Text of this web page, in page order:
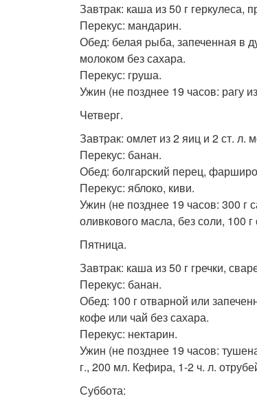
Завтрак: каша из 50 г геркулеса,
Перекус: мандарин.
Обед: белая рыба, запеченная в
молоком без сахара.
Перекус: груша.
Ужин (не позднее 19 часов: рагу
Четверг.
Завтрак: омлет из 2 яиц и 2 ст.
Перекус: банан.
Обед: болгарский перец,
Перекус: яблоко, киви.
Ужин (не позднее 19 часов: 300 г
оливкового масла, без соли, 100
Пятница.
Завтрак: каша из 50 г гречки,
Перекус: банан.
Обед: 100 г отварной или
кофе или чай без сахара.
Перекус: нектарин.
Ужин (не позднее 19 часов:
г., 200 мл. Кефира, 1-2 ч. л.
Суббота: